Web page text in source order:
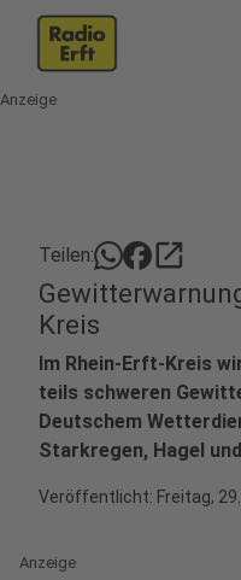
Anzeige
Teilen: open_in_new
Kreis
Im Rhein-Erft-Kreis
teils schweren
Deutschem
Starkregen, Hagel
Veröffentlicht: Freitag,
Anzeige